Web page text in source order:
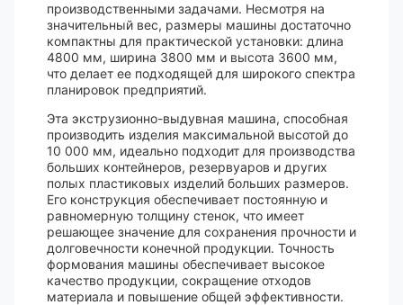
производственными задачами. Несмотря на
значительный вес, размеры машины достаточно
компактны для практической установки: длина
4800 мм, ширина 3800 мм и высота 3600 мм,
что делает ее подходящей для широкого спектра
планировок предприятий.
Эта экструзионно-выдувная машина, способная
производить изделия максимальной высотой до
10 000 мм, идеально подходит для производства
больших контейнеров, резервуаров и других
полых пластиковых изделий больших размеров.
Его конструкция обеспечивает постоянную и
равномерную толщину стенок, что имеет
решающее значение для сохранения прочности и
долговечности конечной продукции. Точность
формования машины обеспечивает высокое
качество продукции, сокращение отходов
материала и повышение общей эффективности.